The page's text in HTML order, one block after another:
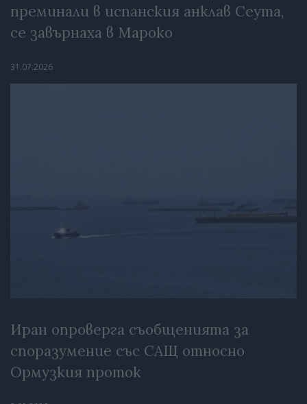
преминали в испанския анклав Сеута,
се завърнаха в Мароко
31.07.2026
Иран опроверга съобщенията за
споразумение със САЩ относно
Ормузкия проток